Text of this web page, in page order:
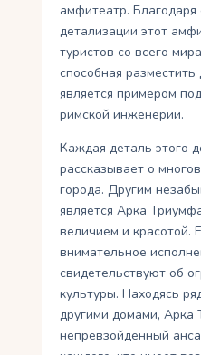
амфитеатр.
детализации этот
туристов со всего
способная
является примером
римской инженерии.
Каждая деталь этого
рассказывает о
города. Другим
является Арка
величием и красотой.
внимательное
свидетельствуют об
культуры. Находясь
другими домами, Арка
непревзойденный